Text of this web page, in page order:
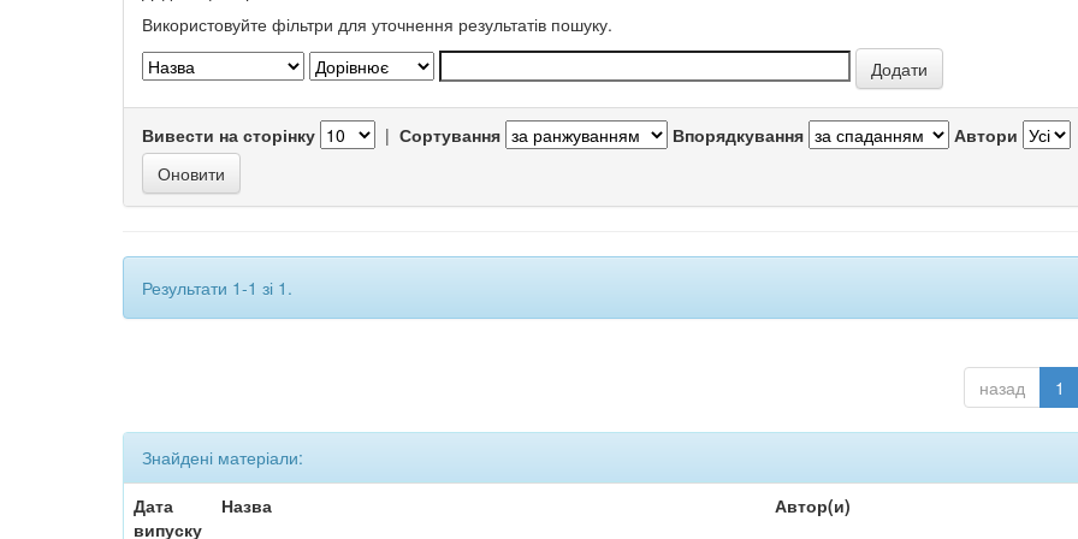
Використовуйте фільтри для уточнення результатів пошуку.
Вивести на сторінку | Сортування Впорядкування Автори
Результати 1-1 зі 1.
назад 1
Знайдені матеріали:
Дата
випуску
Назва Автор(и)